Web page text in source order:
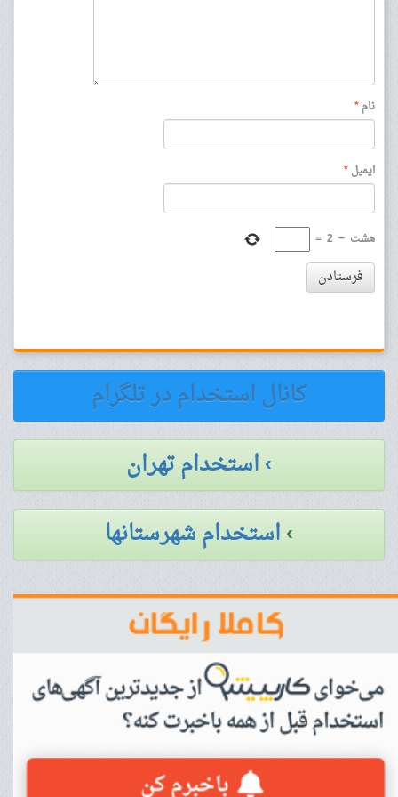
نام*
ایمیل*
هشت −
2
=
فرستادن
کانال استخدام در تلگرام
› استخدام تهران
›استخدام شهرستانها